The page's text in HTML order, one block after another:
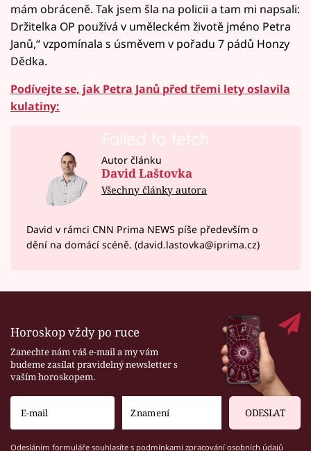
mám obráceně. Tak jsem šla na policii a tam mi napsali:
Držitelka OP používá v uměleckém životě jméno Petra
Janů,“ vzpomínala s úsměvem v pořadu 7 pádů Honzy
Dědka.
Podívejte se, jak Petra Janů před třemi lety oslavila
kulatiny:
Failed to fetch
Autor článku
David Laštovka
Všechny články autora
David v rámci CNN Prima NEWS píše především o
dění na domácí scéně. (david.lastovka@iprima.cz)
Horoskop vždy po ruce
Zanechte nám váš e-mail a my vám
budeme zasílat pravidelný newsletter s
vaším horoskopem.
ODESLAT
Odesláním formuláře souhlasíte s podmínkami zpracování osobních údajů